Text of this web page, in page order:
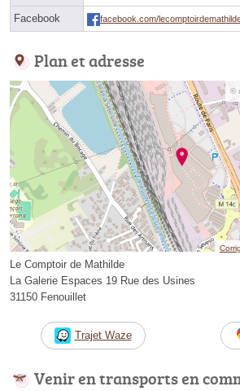
Facebook facebook.com/
Plan et adresse
©
Le Comptoir de Mathilde
La Galerie Espaces 19 Rue des Usines
31150 Fenouillet
Trajet Waze
Venir en transports en